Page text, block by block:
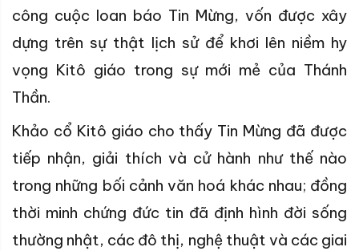
công cuộc loan báo Tin Mừng, vốn được xây
dựng trên sự thật lịch sử để khơi lên niềm hy
vọng Kitô giáo trong sự mới mẻ của Thánh
Thần.
Khảo cổ Kitô giáo cho thấy Tin Mừng đã được
tiếp nhận, giải thích và cử hành như thế nào
trong những bối cảnh văn hoá khác nhau; đồng
thời minh chứng đức tin đã định hình đời sống
thường nhật, các đô thị, nghệ thuật và các giai